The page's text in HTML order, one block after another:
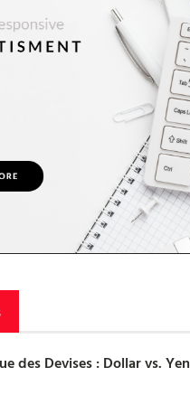
des Devises : Dollar vs. Yen